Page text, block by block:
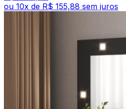
ou 10x de R$ 155,88 sem juros